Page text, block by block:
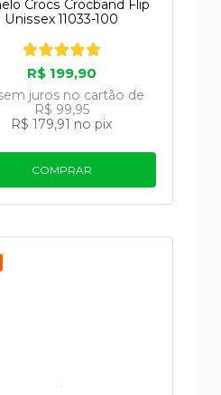
Crocs Crocband Flip
Unissex 11033-100
R$ 199,90
juros no cartão de
R$ 99,95
R$ 179,91 no pix
COMPRAR